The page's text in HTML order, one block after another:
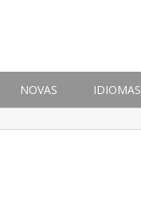
NOVAS IDIOMAS